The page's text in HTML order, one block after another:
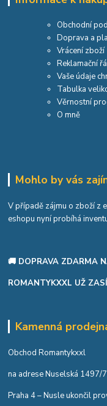
Obchodní
Doprava a
Vrácení zboží
Reklamační
Vaše údaje
Tabulka
Věrnostní
O mně
Mohlo by vás
V případě zájmu o zboží z
eshopu nyní probíhá
🚚 DOPRAVA ZDARMA
ROMANTYKXXL UŽ
Kamenná
Obchod Romantykxxl
na adrese Nuselská 1497/
Praha 4 – Nusle ukončil